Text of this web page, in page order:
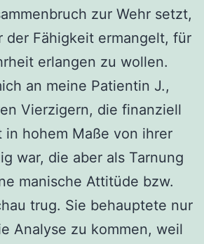
zur Wehr setzt,
der Fähigkeit ermangelt, für
erlangen zu wollen.
an meine Patientin J.,
Vierzigern, die finanziell
in hohem Maße von ihrer
war, die aber als Tarnung
manische Attitüde bzw.
trug. Sie behauptete nur
Analyse zu kommen, weil